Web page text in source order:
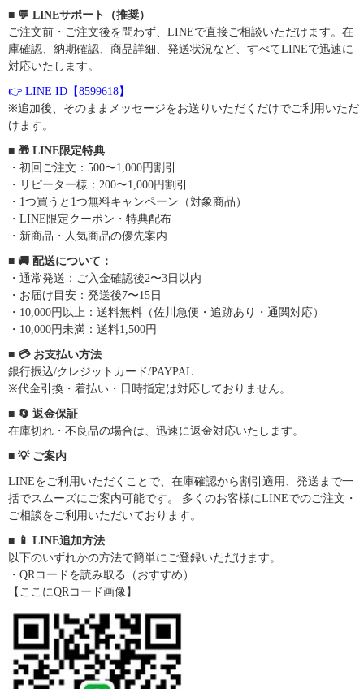
■ 💬 LINEサポート（推奨）
ご注文前・ご注文後を問わず、LINEで直接ご相談いただけます。在
庫確認、納期確認、商品詳細、発送状況など、すべてLINEで迅速に
対応いたします。
👉 LINE ID【8599618】
※追加後、そのままメッセージをお送りいただくだけでご利用いただ
けます。
■ 🎁 LINE限定特典
・初回ご注文：500〜1,000円割引
・リピーター様：200〜1,000円割引
・1つ買うと1つ無料キャンペーン（対象商品）
・LINE限定クーポン・特典配布
・新商品・人気商品の優先案内
■ 🚚 配送について：
・通常発送：ご入金確認後2〜3日以内
・お届け目安：発送後7〜15日
・10,000円以上：送料無料（佐川急便・追跡あり・通関対応）
・10,000円未満：送料1,500円
■ 💳 お支払い方法
銀行振込/クレジットカード/PAYPAL
※代金引換・着払い・日時指定は対応しておりません。
■ 🔄 返金保証
在庫切れ・不良品の場合は、迅速に返金対応いたします。
■ 💡 ご案内
LINEをご利用いただくことで、在庫確認から割引適用、発送まで一
括でスムーズにご案内可能です。 多くのお客様にLINEでのご注文・
ご相談をご利用いただいております。
■ 📱 LINE追加方法
以下のいずれかの方法で簡単にご登録いただけます。
・QRコードを読み取る（おすすめ）
【ここにQRコード画像】